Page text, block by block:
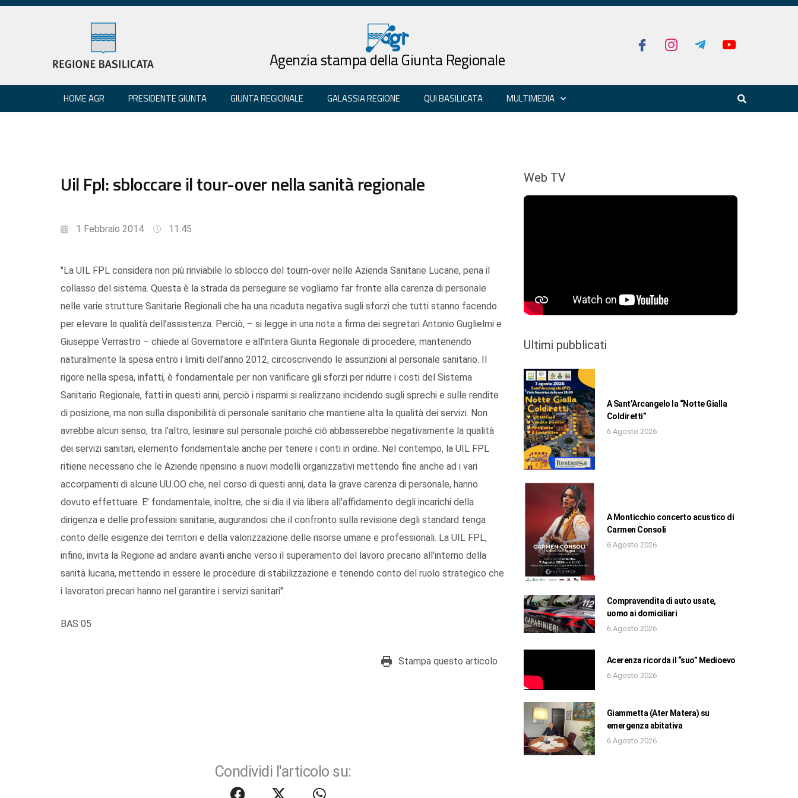
Agenzia stampa della Giunta Regionale
HOME AGR PRESIDENTE GIUNTA GIUNTA REGIONALE GALASSIA REGIONE QUI BASILICATA MULTIMEDIA
Uil Fpl: sbloccare il tour-over nella sanità regionale
1 Febbraio 2014 11:45
"La UIL FPL considera non più rinviabile lo sblocco del tourn-over nelle Azienda Sanitarie Lucane, pena il
collasso del sistema. Questa è la strada da perseguire se vogliamo far fronte alla carenza di personale
nelle varie strutture Sanitarie Regionali che ha una ricaduta negativa sugli sforzi che tutti stanno facendo
per elevare la qualità dell’assistenza. Perciò, – si legge in una nota a firma dei segretari Antonio Guglielmi e
Giuseppe Verrastro – chiede al Governatore e all’intera Giunta Regionale di procedere, mantenendo
naturalmente la spesa entro i limiti dell’anno 2012, circoscrivendo le assunzioni al personale sanitario. Il
rigore nella spesa, infatti, è fondamentale per non vanificare gli sforzi per ridurre i costi del Sistema
Sanitario Regionale, fatti in questi anni, perciò i risparmi si realizzano incidendo sugli sprechi e sulle rendite
di posizione, ma non sulla disponibilità di personale sanitario che mantiene alta la qualità dei servizi. Non
avrebbe alcun senso, tra l’altro, lesinare sul personale poiché ciò abbasserebbe negativamente la qualità
dei servizi sanitari, elemento fondamentale anche per tenere i conti in ordine. Nel contempo, la UIL FPL
ritiene necessario che le Aziende ripensino a nuovi modelli organizzativi mettendo fine anche ad i vari
accorpamenti di alcune UU.OO che, nel corso di questi anni, data la grave carenza di personale, hanno
dovuto effettuare. E’ fondamentale, inoltre, che si dia il via libera all’affidamento degli incarichi della
dirigenza e delle professioni sanitarie, augurandosi che il confronto sulla revisione degli standard tenga
conto delle esigenze dei territori e della valorizzazione delle risorse umane e professionali. La UIL FPL,
infine, invita la Regione ad andare avanti anche verso il superamento del lavoro precario all’interno della
sanità lucana, mettendo in essere le procedure di stabilizzazione e tenendo conto del ruolo strategico che
i lavoratori precari hanno nel garantire i servizi sanitari".
BAS 05
Stampa questo articolo
Condividi l'articolo su:
Web TV
Ultimi pubblicati
A Sant’Arcangelo la “Notte Gialla
Coldiretti”
6 Agosto 2026
A Monticchio concerto acustico di
Carmen Consoli
6 Agosto 2026
Compravendita di auto usate,
uomo ai domiciliari
6 Agosto 2026
Acerenza ricorda il “suo” Medioevo
6 Agosto 2026
Giammetta (Ater Matera) su
emergenza abitativa
6 Agosto 2026